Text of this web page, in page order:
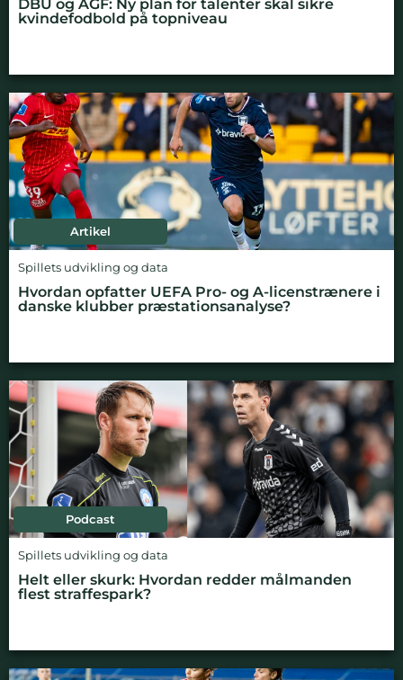
DBU og AGF: Ny plan for talenter skal sikre
kvindefodbold på topniveau
Artikel
Spillets udvikling og data
Hvordan opfatter UEFA Pro- og A-licenstrænere i
danske klubber præstationsanalyse?
Podcast
Spillets udvikling og data
Helt eller skurk: Hvordan redder målmanden
flest straffespark?